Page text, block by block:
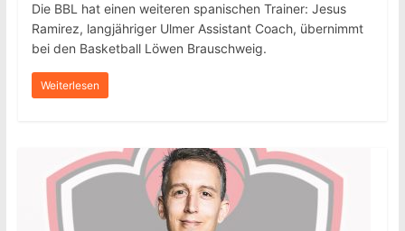
Die BBL hat einen weiteren spanischen Trainer: Jesus
Ramirez, langjähriger Ulmer Assistant Coach, übernimmt
bei den Basketball Löwen Brauschweig.
Weiterlesen